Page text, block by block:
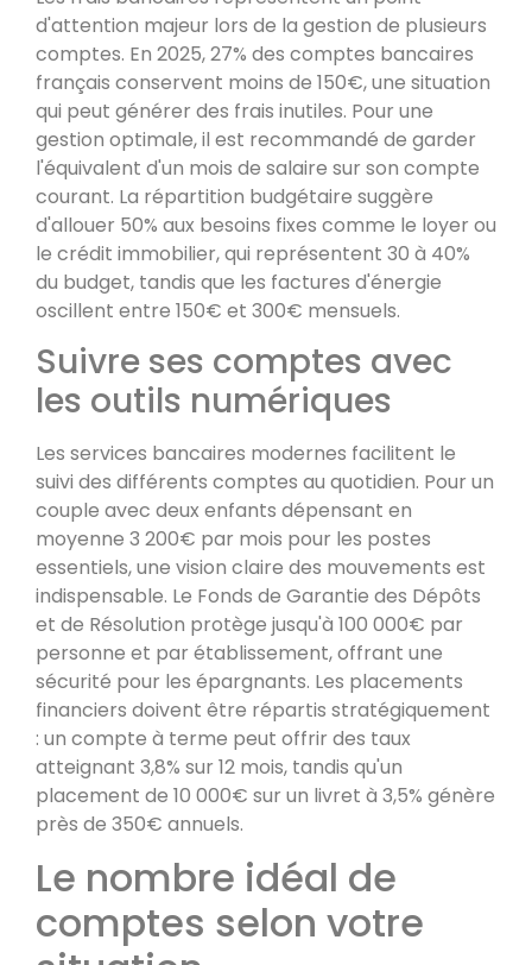
d'attention majeur lors de la gestion de plusieurs
comptes. En 2025, 27% des comptes bancaires
français conservent moins de 150€, une situation
qui peut générer des frais inutiles. Pour une
gestion optimale, il est recommandé de garder
l'équivalent d'un mois de salaire sur son compte
courant. La répartition budgétaire suggère
d'allouer 50% aux besoins fixes comme le loyer ou
le crédit immobilier, qui représentent 30 à 40%
du budget, tandis que les factures d'énergie
oscillent entre 150€ et 300€ mensuels.
Suivre ses comptes avec
les outils numériques
Les services bancaires modernes facilitent le
suivi des différents comptes au quotidien. Pour un
couple avec deux enfants dépensant en
moyenne 3 200€ par mois pour les postes
essentiels, une vision claire des mouvements est
indispensable. Le Fonds de Garantie des Dépôts
et de Résolution protège jusqu'à 100 000€ par
personne et par établissement, offrant une
sécurité pour les épargnants. Les placements
financiers doivent être répartis stratégiquement
: un compte à terme peut offrir des taux
atteignant 3,8% sur 12 mois, tandis qu'un
placement de 10 000€ sur un livret à 3,5% génère
près de 350€ annuels.
Le nombre idéal de
comptes selon votre